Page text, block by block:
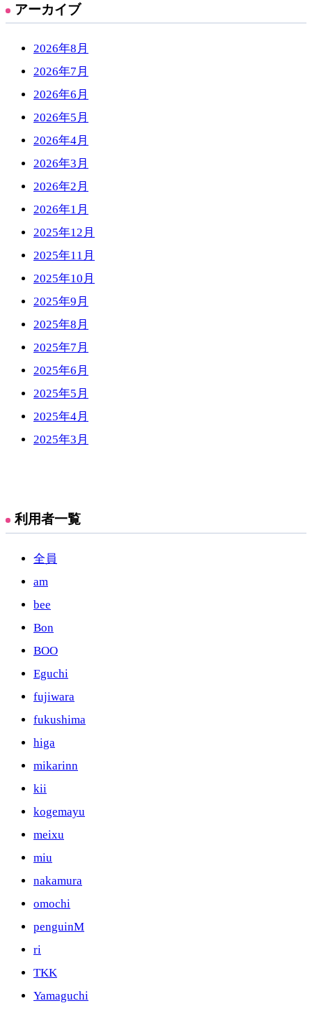
アーカイブ
2026年8月
2026年7月
2026年6月
2026年5月
2026年4月
2026年3月
2026年2月
2026年1月
2025年12月
2025年11月
2025年10月
2025年9月
2025年8月
2025年7月
2025年6月
2025年5月
2025年4月
2025年3月
利用者一覧
全員
am
bee
Bon
BOO
Eguchi
fujiwara
fukushima
higa
mikarinn
kii
kogemayu
meixu
miu
nakamura
omochi
penguinM
ri
TKK
Yamaguchi